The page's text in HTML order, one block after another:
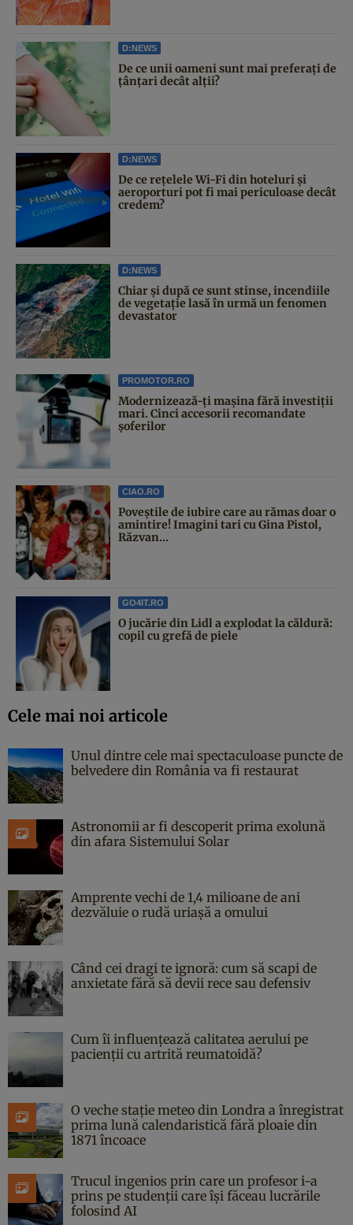
D:NEWS
De ce unii oameni sunt mai preferați de
țânțari decât alții?
D:NEWS
De ce rețelele Wi-Fi din hoteluri și
aeroporturi pot fi mai periculoase decât
credem?
D:NEWS
Chiar și după ce sunt stinse, incendiile
de vegetație lasă în urmă un fenomen
devastator
PROMOTOR.RO
Modernizează-ți mașina fără investiții
mari. Cinci accesorii recomandate
șoferilor
CIAO.RO
Poveştile de iubire care au rămas doar o
amintire! Imagini tari cu Gina Pistol,
Răzvan...
GO4IT.RO
O jucărie din Lidl a explodat la căldură:
copil cu grefă de piele
Cele mai noi articole
Unul dintre cele mai spectaculoase puncte de
belvedere din România va fi restaurat
Astronomii ar fi descoperit prima exolună
din afara Sistemului Solar
Amprente vechi de 1,4 milioane de ani
dezvăluie o rudă uriașă a omului
Când cei dragi te ignoră: cum să scapi de
anxietate fără să devii rece sau defensiv
Cum îi influențează calitatea aerului pe
pacienții cu artrită reumatoidă?
O veche stație meteo din Londra a înregistrat
prima lună calendaristică fără ploaie din
1871 încoace
Trucul ingenios prin care un profesor i-a
prins pe studenții care își făceau lucrările
folosind AI